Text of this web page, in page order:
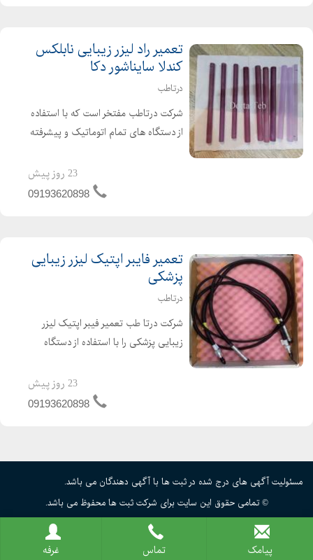
تعمیر راد لیزر زیبایی نابلکس
کندلا سایناشور دکا
درتاطب
شرکت درتاطب مفتخر است که با استفاده
از دستگاه های تمام اتوماتیک و پیشرفته
الکساندرایت Alexanderite یا اندیگ ND-
Yag را با بهترین کیفیت انجام دهد. راد
23 روز پیش
09193620898
تعمیر فایبر اپتیک لیزر زیبایی
پزشکی
درتاطب
شرکت درتا طب تعمیر فیبر اپتیک لیزر
زیبایی پزشکی را با استفاده از دستگاه
بهترین کیفیت و انتقال انرژی بالا انجام
میدهد. تعمیر فایبر لیزر پزشکی
23 روز پیش
09193620898
پیامک تماس غرفه
مسئولیت آگهی های درج شده در ثبت ها با آگهی دهندگان می باشد.
© تمامی حقوق این سایت برای شرکت ثبت ها محفوظ می باشد.